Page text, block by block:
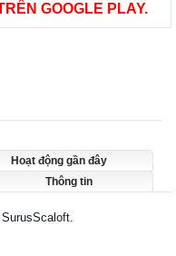
GOOGLE PLAY.
Hoạt động gần đây
Thông tin